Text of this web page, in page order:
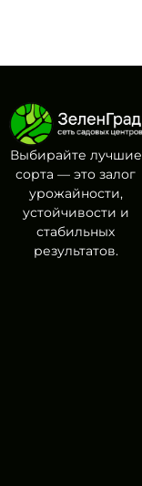
Выбирайте лучшие
сорта — это залог
урожайности,
устойчивости и
стабильных
результатов.